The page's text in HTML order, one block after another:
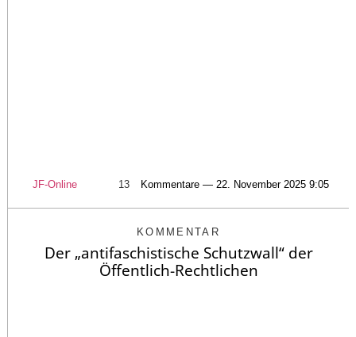
JF-Online 13 Kommentare — 22. November 2025 9:05
KOMMENTAR
Der „antifaschistische Schutzwall“ der
Öffentlich-Rechtlichen